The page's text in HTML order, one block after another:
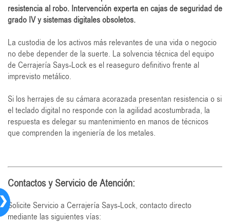
resistencia al robo. Intervención experta en cajas de seguridad de
grado IV y sistemas digitales obsoletos.
La custodia de los activos más relevantes de una vida o negocio
no debe depender de la suerte. La solvencia técnica del equipo
de Cerrajería Says-Lock es el reaseguro definitivo frente al
imprevisto metálico.
Si los herrajes de su cámara acorazada presentan resistencia o si
el teclado digital no responde con la agilidad acostumbrada, la
respuesta es delegar su mantenimiento en manos de técnicos
que comprenden la ingeniería de los metales.
Contactos y Servicio de Atención:
Solicite Servicio a Cerrajería Says-Lock, contacto directo
mediante las siguientes vías: